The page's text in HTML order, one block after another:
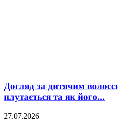
Догляд за дитячим
плутається та як його...
27.07.2026